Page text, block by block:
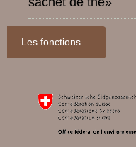
Les fonctions du sol: un sol sain, c’est moins d’inondations